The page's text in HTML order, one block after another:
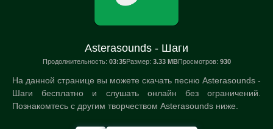
Asterasounds - Шаги
Продолжительность: 03:35Размер: 3.33 MBПросмотров: 930
На данной странице вы можете скачать песню Asterasounds -
Шаги бесплатно и слушать онлайн без ограничений.
Познакомтесь с другим творчеством Asterasounds ниже.